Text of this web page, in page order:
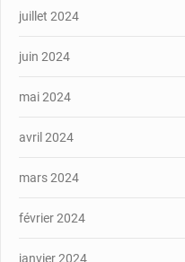
juillet 2024
juin 2024
mai 2024
avril 2024
mars 2024
février 2024
janvier 2024